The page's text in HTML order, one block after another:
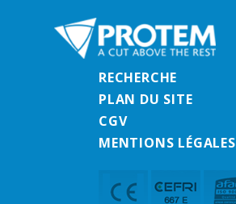
RECHERCHE
PLAN DU SITE
CGV
MENTIONS LÉGALES